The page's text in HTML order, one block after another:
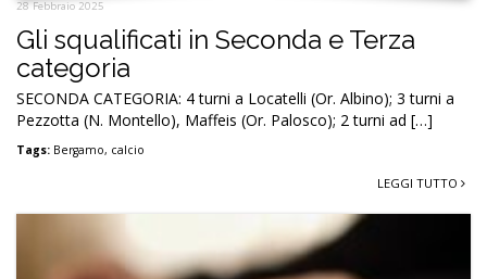
28 Febbraio 2025
Gli squalificati in Seconda e Terza
categoria
SECONDA CATEGORIA: 4 turni a Locatelli (Or. Albino); 3 turni a
Pezzotta (N. Montello), Maffeis (Or. Palosco); 2 turni ad […]
Tags: Bergamo, calcio
LEGGI TUTTO